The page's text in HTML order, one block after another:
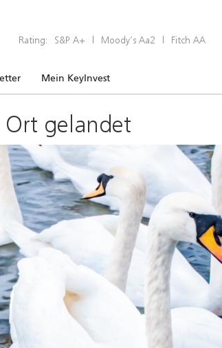
Rating: S&P A+ | Moody’s Aa2 | Fitch AA
Mein KeyInvest
Ort gelandet